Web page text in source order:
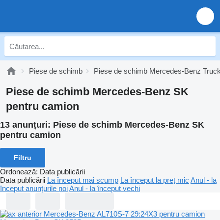
Piese de schimb Piese de schimb Mercedes-Benz
Piese de schimb Mercedes-Benz SK
pentru camion
13 anunțuri: Piese de schimb Mercedes-Benz SK
pentru camion
Filtru
Ordonează: Data publicării
Data publicării La început mai scump La început la preț mic Anul - la
început anunțurile noiAnul - la început vechi